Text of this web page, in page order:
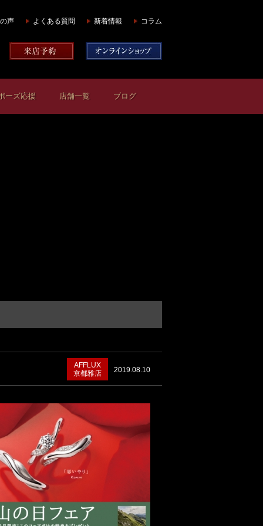
声 よくある質問 新着情報 コラム
ーズ応援 店舗一覧 ブログ
2019.08.10
AFFLUX
京都雅店